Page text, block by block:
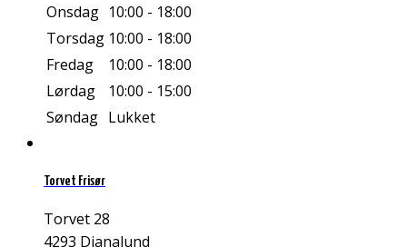
Onsdag 10:00 - 18:00
Torsdag 10:00 - 18:00
Fredag
10:00 - 18:00
Lørdag
10:00 - 15:00
Søndag Lukket
Torvet Frisør
Torvet 28
4293 Dianalund